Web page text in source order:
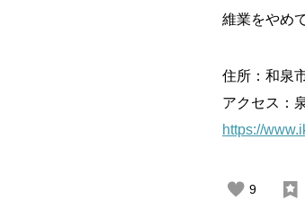
維業をやめ
住所：和泉
アクセス：
https://
9